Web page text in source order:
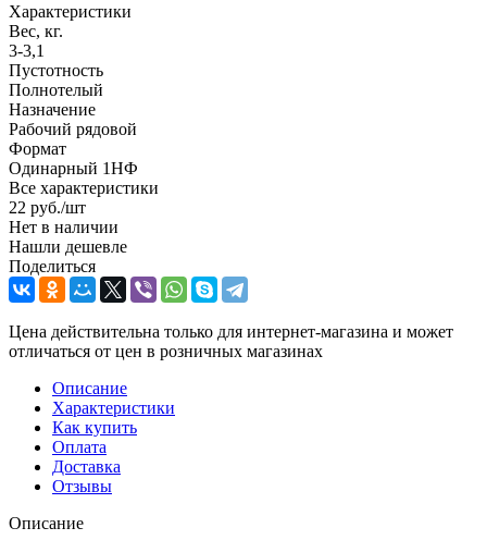
Характеристики
Вес, кг.
3-3,1
Пустотность
Полнотелый
Назначение
Рабочий рядовой
Формат
Одинарный 1НФ
Все характеристики
22 руб./шт
Нет в наличии
Нашли дешевле
Поделиться
Цена действительна только для интернет-магазина и может
отличаться от цен в розничных магазинах
Описание
Характеристики
Как купить
Оплата
Доставка
Отзывы
Описание